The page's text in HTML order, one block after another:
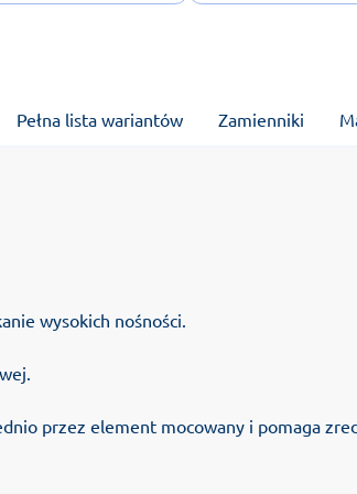
Pełna lista wariantów Zamienniki
wysokich nośności.
przez element mocowany i pomaga